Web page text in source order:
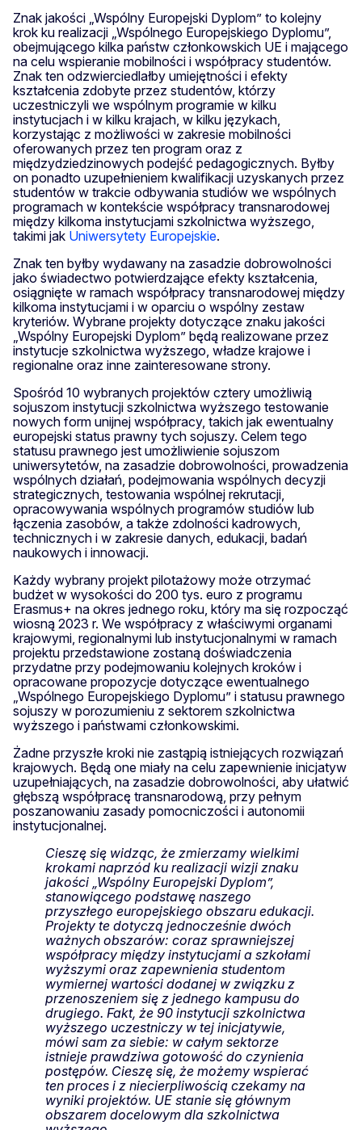
Znak jakości „Wspólny Europejski Dyplom” to kolejny
krok ku realizacji „Wspólnego Europejskiego Dyplomu”,
obejmującego kilka państw członkowskich UE i mającego
na celu wspieranie mobilności i współpracy studentów.
Znak ten odzwierciedlałby umiejętności i efekty
kształcenia zdobyte przez studentów, którzy
uczestniczyli we wspólnym programie w kilku
instytucjach i w kilku krajach, w kilku językach,
korzystając z możliwości w zakresie mobilności
oferowanych przez ten program oraz z
międzydziedzinowych podejść pedagogicznych. Byłby
on ponadto uzupełnieniem kwalifikacji uzyskanych przez
studentów w trakcie odbywania studiów we wspólnych
programach w kontekście współpracy transnarodowej
między kilkoma instytucjami szkolnictwa wyższego,
takimi jak Uniwersytety Europejskie.
Znak ten byłby wydawany na zasadzie dobrowolności
jako świadectwo potwierdzające efekty kształcenia,
osiągnięte w ramach współpracy transnarodowej między
kilkoma instytucjami i w oparciu o wspólny zestaw
kryteriów. Wybrane projekty dotyczące znaku jakości
„Wspólny Europejski Dyplom” będą realizowane przez
instytucje szkolnictwa wyższego, władze krajowe i
regionalne oraz inne zainteresowane strony.
Spośród 10 wybranych projektów cztery umożliwią
sojuszom instytucji szkolnictwa wyższego testowanie
nowych form unijnej współpracy, takich jak ewentualny
europejski status prawny tych sojuszy. Celem tego
statusu prawnego jest umożliwienie sojuszom
uniwersytetów, na zasadzie dobrowolności, prowadzenia
wspólnych działań, podejmowania wspólnych decyzji
strategicznych, testowania wspólnej rekrutacji,
opracowywania wspólnych programów studiów lub
łączenia zasobów, a także zdolności kadrowych,
technicznych i w zakresie danych, edukacji, badań
naukowych i innowacji.
Każdy wybrany projekt pilotażowy może otrzymać
budżet w wysokości do 200 tys. euro z programu
Erasmus+ na okres jednego roku, który ma się rozpocząć
wiosną 2023 r. We współpracy z właściwymi organami
krajowymi, regionalnymi lub instytucjonalnymi w ramach
projektu przedstawione zostaną doświadczenia
przydatne przy podejmowaniu kolejnych kroków i
opracowane propozycje dotyczące ewentualnego
„Wspólnego Europejskiego Dyplomu” i statusu prawnego
sojuszy w porozumieniu z sektorem szkolnictwa
wyższego i państwami członkowskimi.
Żadne przyszłe kroki nie zastąpią istniejących rozwiązań
krajowych. Będą one miały na celu zapewnienie inicjatyw
uzupełniających, na zasadzie dobrowolności, aby ułatwić
głębszą współpracę transnarodową, przy pełnym
poszanowaniu zasady pomocniczości i autonomii
instytucjonalnej.
Cieszę się widząc, że zmierzamy wielkimi
krokami naprzód ku realizacji wizji znaku
jakości „Wspólny Europejski Dyplom”,
stanowiącego podstawę naszego
przyszłego europejskiego obszaru edukacji.
Projekty te dotyczą jednocześnie dwóch
ważnych obszarów: coraz sprawniejszej
współpracy między instytucjami a szkołami
wyższymi oraz zapewnienia studentom
wymiernej wartości dodanej w związku z
przenoszeniem się z jednego kampusu do
drugiego. Fakt, że 90 instytucji szkolnictwa
wyższego uczestniczy w tej inicjatywie,
mówi sam za siebie: w całym sektorze
istnieje prawdziwa gotowość do czynienia
postępów. Cieszę się, że możemy wspierać
ten proces i z niecierpliwością czekamy na
wyniki projektów. UE stanie się głównym
obszarem docelowym dla szkolnictwa